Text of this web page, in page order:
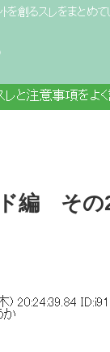
創るスレをまとめて
注意事項をよく
編 そ
) 20:24:39.84
か